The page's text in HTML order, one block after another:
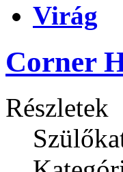
Virág
Corner
Részletek